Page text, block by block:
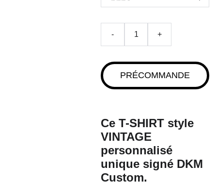
- +
PRÉCOMMANDE
Ce T-SHIRT style
VINTAGE
personnalisé
unique signé DKM
Custom.